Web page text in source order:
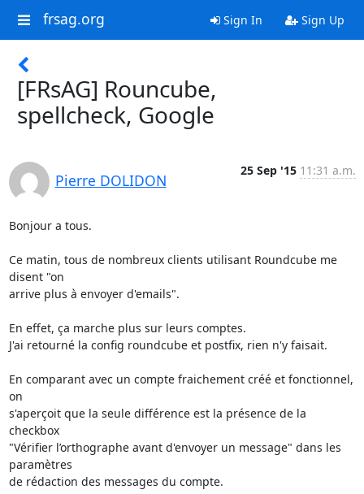
frsag.org Sign In Sign Up
[FRsAG] Rouncube,
spellcheck, Google
Pierre DOLIDON
25 Sep '15 11:31 a.m.
Bonjour a tous.
Ce matin, tous de nombreux clients utilisant Roundcube me
disent "on
arrive plus à envoyer d'emails".
En effet, ça marche plus sur leurs comptes.
J'ai retourné la config roundcube et postfix, rien n'y faisait.
En comparant avec un compte fraichement créé et fonctionnel,
on
s'aperçoit que la seule différence est la présence de la
checkbox
"Vérifier l’orthographe avant d'envoyer un message" dans les
paramètres
de rédaction des messages du compte.